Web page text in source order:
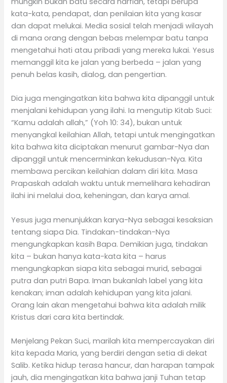
kata-kata, pendapat, dan penilaian kita yang kasar
dan dapat melukai. Media sosial telah menjadi wilayah
di mana orang dengan bebas melempar batu tanpa
mengetahui hati atau pribadi yang mereka lukai. Yesus
memanggil kita ke jalan yang berbeda – jalan yang
penuh belas kasih, dialog, dan pengertian.
Dia juga mengingatkan kita bahwa kita dipanggil untuk
menjalani kehidupan yang ilahi. Ia mengutip Kitab Suci:
“Kamu adalah allah,” (Yoh 10: 34), bukan untuk
menyangkal keilahian Allah, tetapi untuk mengingatkan
kita bahwa kita diciptakan menurut gambar-Nya dan
dipanggil untuk mencerminkan kekudusan-Nya. Kita
membawa percikan keilahian dalam diri kita. Masa
Prapaskah adalah waktu untuk memelihara kehadiran
ilahi ini melalui doa, keheningan, dan karya amal.
Yesus juga menunjukkan karya-Nya sebagai kesaksian
tentang siapa Dia. Tindakan-tindakan-Nya
mengungkapkan kasih Bapa. Demikian juga, tindakan
kita – bukan hanya kata-kata kita – harus
mengungkapkan siapa kita sebagai murid, sebagai
putra dan putri Bapa. Iman bukanlah label yang kita
kenakan; iman adalah kehidupan yang kita jalani.
Orang lain akan mengetahui bahwa kita adalah milik
Kristus dari cara kita bertindak.
Menjelang Pekan Suci, marilah kita mempercayakan diri
kita kepada Maria, yang berdiri dengan setia di dekat
Salib. Ketika hidup terasa hancur, dan harapan tampak
jauh, dia mengingatkan kita bahwa janji Tuhan tetap